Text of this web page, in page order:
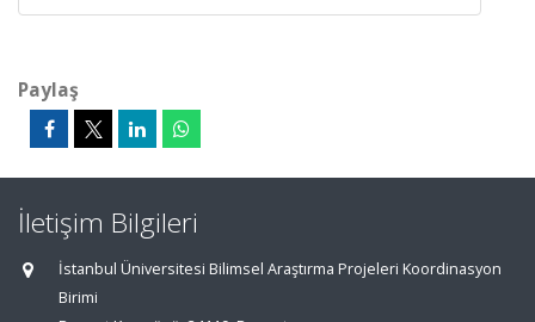
Paylaş
İletişim Bilgileri
İstanbul Üniversitesi Bilimsel Araştırma Projeleri Koordinasyon
Birimi